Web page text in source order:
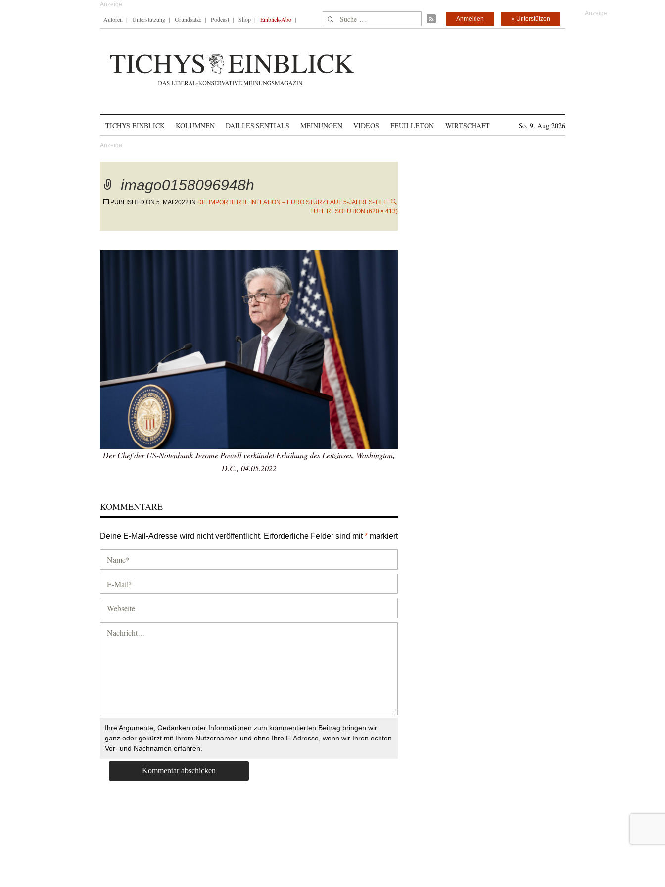
Autoren Unterstützung Grundsätze Podcast Shop Einblick-Abo Suche nach: » Unterstützen
Anmelden
TICHYS EINBLICK KOLUMNEN DAILI|ES|SENTIALS MEINUNGEN VIDEOS FEUILLETON WIRTSCHAFT So, 9. Aug 2026
imago0158096948h
PUBLISHED ON 5. MAI 2022 IN DIE IMPORTIERTE INFLATION – EURO STÜRZT AUF 5-JAHRES-TIEF
FULL RESOLUTION (620 × 413)
Der Chef der US-Notenbank Jerome Powell verkündet Erhöhung des Leitzinses, Washington,
D.C., 04.05.2022
KOMMENTARE
Deine E-Mail-Adresse wird nicht veröffentlicht. Erforderliche Felder sind mit* markiert
Ihre Argumente, Gedanken oder Informationen zum kommentierten Beitrag bringen wir
ganz oder gekürzt mit Ihrem Nutzernamen und ohne Ihre E-Adresse, wenn wir Ihren echten
Vor- und Nachnamen erfahren.